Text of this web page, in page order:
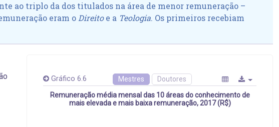
ao triplo da dos titulados na área de menor remuneração –
eram o Direitoe a Teologia. Os primeiros recebiam
Gráfico 6.6 Mestres Doutores
Remuneração média mensal das 10 áreas do conhecimento de
mais elevada e mais baixa remuneração, 2017 (R$)